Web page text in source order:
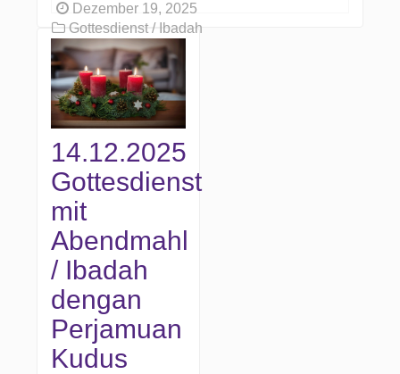
Dezember 19, 2025
Gottesdienst / Ibadah
14.12.2025
Gottesdienst
mit
Abendmahl
/ Ibadah
dengan
Perjamuan
Kudus